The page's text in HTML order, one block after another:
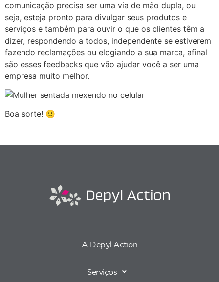
comunicação precisa ser uma via de mão dupla, ou
seja, esteja pronto para divulgar seus produtos e
serviços e também para ouvir o que os clientes têm a
dizer, respondendo a todos, independente se estiverem
fazendo reclamações ou elogiando a sua marca, afinal
são esses feedbacks que vão ajudar você a ser uma
empresa muito melhor.
Boa sorte! 🙂
A Depyl Action
Serviços